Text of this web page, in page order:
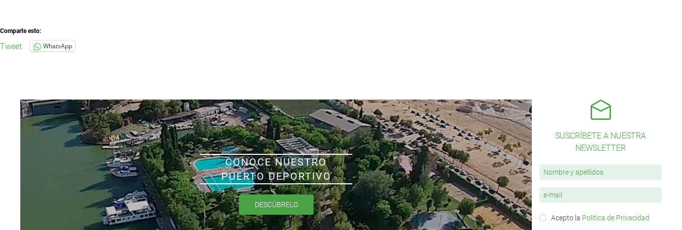
Comparte esto:
Tweet WhatsApp
CONOCE NUESTRO
PUERTO DEPORTIVO
DESCÚBRELO
SUSCRÍBETE A NUESTRA
NEWSLETTER
Acepto la Política de Privacidad